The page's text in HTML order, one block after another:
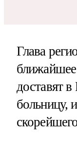
Глава
доставят
больницу,